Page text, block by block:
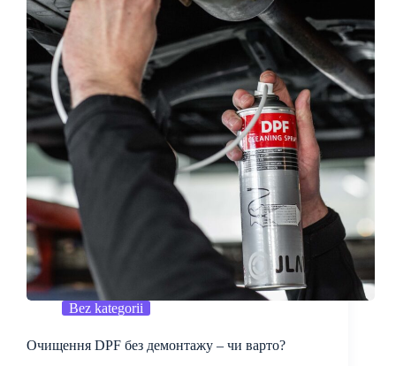
Bez kategorii
Очищення DPF без демонтажу – чи варто?